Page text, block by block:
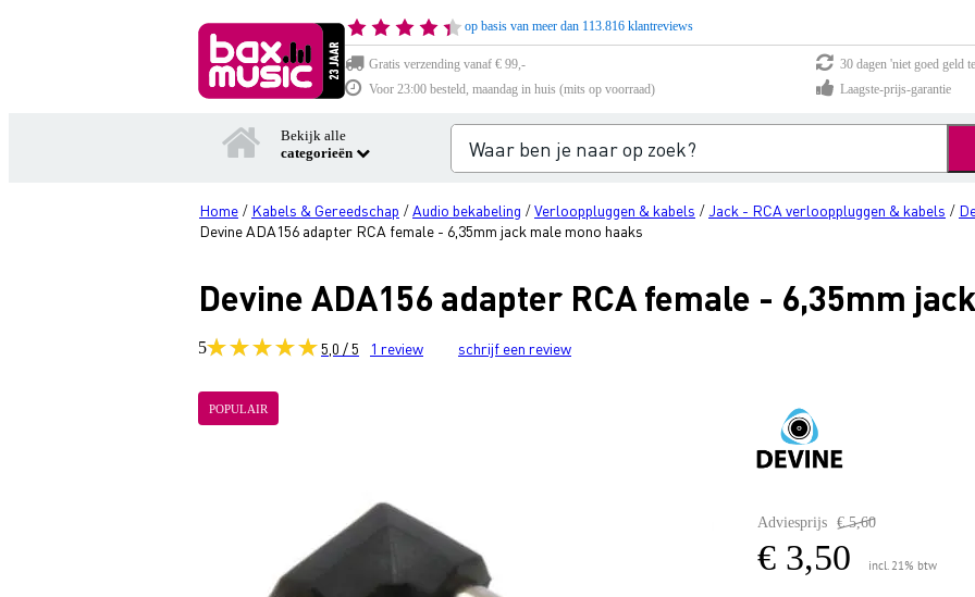
op basis van meer dan 113.816 klantreviews
Gratis verzending vanaf € 99,-
30 dagen 'niet goed geld
Voor 23:00 besteld, maandag in huis (mits op voorraad)
Laagste-prijs-garantie
Bekijk alle
categorieën
Home / Kabels & Gereedschap /Audio bekabeling /Verlooppluggen & kabels / Jack - RCA verlooppluggen & kabels /
Devine ADA156 adapter RCA female - 6,35mm jack male mono haaks
Devine ADA156 adapter RCA female - 6,35mm
5 5,0 / 5 1 review schrijf een review
POPULAIR
Adviesprijs € 5,60
€ 3,50 incl. 21% btw